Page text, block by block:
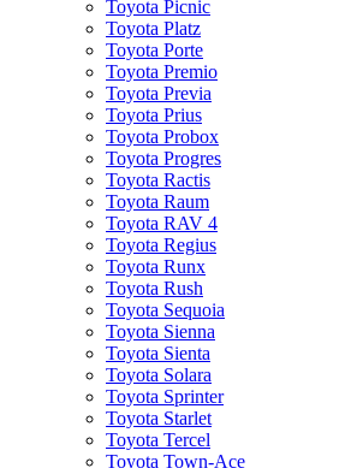
Toyota Picnic
Toyota Platz
Toyota Porte
Toyota Premio
Toyota Previa
Toyota Prius
Toyota Probox
Toyota Progres
Toyota Ractis
Toyota Raum
Toyota RAV 4
Toyota Regius
Toyota Runx
Toyota Rush
Toyota Sequoia
Toyota Sienna
Toyota Sienta
Toyota Solara
Toyota Sprinter
Toyota Starlet
Toyota Tercel
Toyota Town-Ace